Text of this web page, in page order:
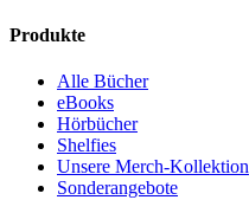
Produkte
Alle Bücher
eBooks
Hörbücher
Shelfies
Unsere Merch-Kollektion
Sonderangebote